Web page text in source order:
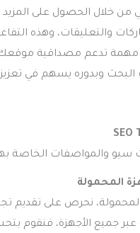
من خلال الحصول على
والتعليقات، وهذه
مهمة تدعم مصداقية
البحث وبدوره يسهم في
المحمولة
نحرص على تقديم
جميع الأجهزة، فنقوم